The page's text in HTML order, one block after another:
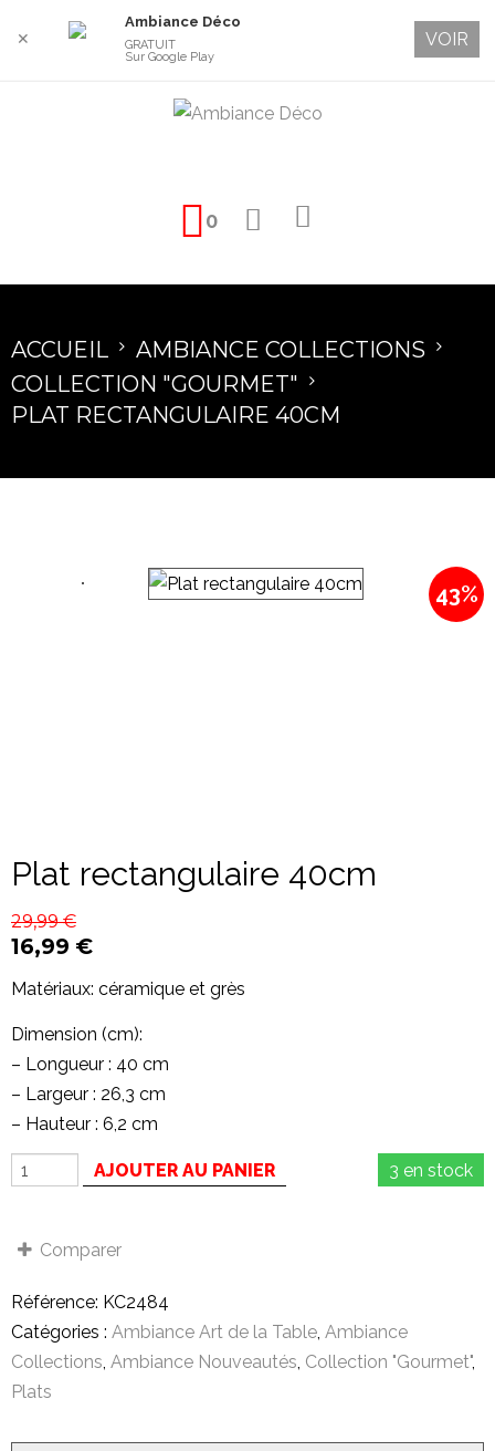
0
ACCUEIL
AMBIANCE COLLECTIONS
COLLECTION "GOURMET"
PLAT RECTANGULAIRE 40CM
43%
Plat rectangulaire 40cm
29,99€
16,99 €
Matériaux: céramique et grès
Dimension (cm):
– Longueur : 40 cm
– Largeur : 26,3 cm
– Hauteur : 6,2 cm
3 en stock
AJOUTER AU PANIER
Comparer
Référence: KC2484
Catégories : Ambiance Art de la Table Ambiance
Collections Ambiance Nouveautés Collection "Gourmet",
Plats
✕
Ambiance Déco
GRATUIT
Sur Google Play
VOIR